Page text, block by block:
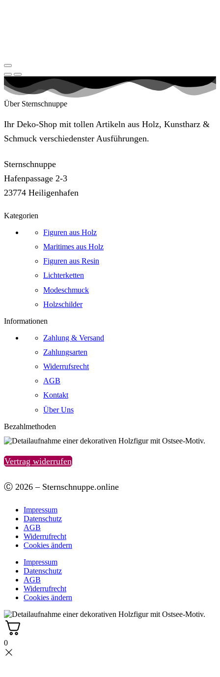
Über Sternschnuppe
Ihr Deko-Shop mit tollen Artikeln aus Holz, Kunstharz &
Schmuck verschiedenster Ausführungen.
Sternschnuppe
Hafenpassage 2-3
23774 Heiligenhafen
Kategorien
Figuren aus Holz
Maritimes aus Holz
Figuren aus Resin
Lichterketten
Modeschmuck
Holzschilder
Informationen
Zahlung & Versand
Zahlungsarten
Widerrufsrecht
AGB
Kontakt
Über Uns
Bezahlmethoden
Vertrag widerrufen
Ⓒ 2026 – Sternschnuppe.online
Impressum
Datenschutz
AGB
Widerrufrecht
Cookies ändern
Impressum
Datenschutz
AGB
Widerrufrecht
Cookies ändern
0